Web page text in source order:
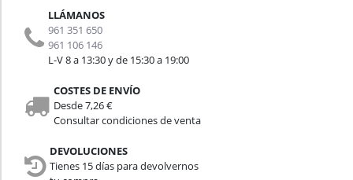
LLÁMANOS
961 351 650
961 106 146
L-V 8 a 13:30 y de 15:30 a 19:00
COSTES DE ENVÍO
Desde 7,26 €
Consultar condiciones de venta
DEVOLUCIONES
Tienes 15 días para devolvernos